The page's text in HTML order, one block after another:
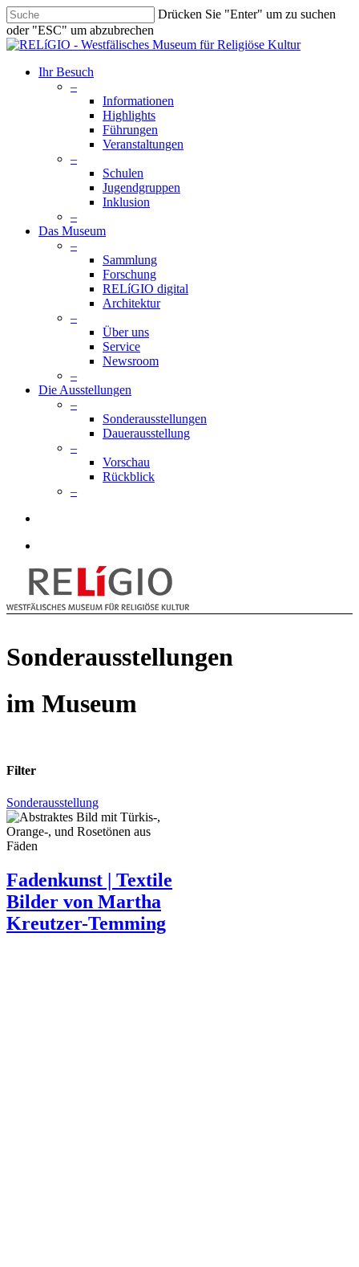
Skip
to
main
Drücken Sie "Enter" um zu suchen
oder "ESC" um abzubrechen
Close
search
Menu
Ihr Besuch
–
Informationen
Highlights
Führungen
Veranstaltungen
–
Schulen
Jugendgruppen
Inklusion
–
Das Museum
–
Sammlung
Forschung
RELíGIO digital
Architektur
–
Über uns
Service
Newsroom
–
Die Ausstellungen
–
Sonderausstellungen
Dauerausstellung
–
Vorschau
Rückblick
–
Sonderausstellungen
im Museum
Filter
Sonderausstellung
Fadenkunst
|
Textile
Bilder
von
Fadenkunst | Textile
Bilder von Martha
Kreutzer-Temming